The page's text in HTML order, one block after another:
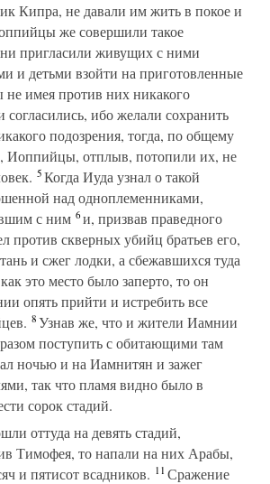
Кипра, не давали им жить в покое и
же совершили такое
пригласили живущих с ними
и детьми взойти на приготовленные
имея против них никакого
ибо желали сохранить
подозрения, тогда, по общему
Иоппийцы, отплыв, потопили их, не
5Когда Иуда узнал о такой
над одноплеменниками,
с ним 6и, призвав праведного
против скверных убийц братьев его,
и сжег лодки, а сбежавшихся туда
это место было заперто, то он
опять прийти и истребить все
8Узнав же, что и жители Иамнии
поступить с обитающими там
ночью и на Иамнитян и зажег
так что пламя видно было в
сорок стадий.
оттуда на девять стадий,
Тимофея, то напали на них Арабы,
и пятисот всадников. 11Сражение